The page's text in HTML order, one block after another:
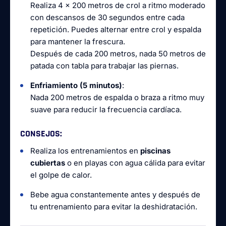
Realiza 4 x 200 metros de crol a ritmo moderado
con descansos de 30 segundos entre cada
repetición. Puedes alternar entre crol y espalda
para mantener la frescura.
Después de cada 200 metros, nada 50 metros de
patada con tabla para trabajar las piernas.
Enfriamiento (5 minutos):
Nada 200 metros de espalda o braza a ritmo muy
suave para reducir la frecuencia cardíaca.
CONSEJOS:
Realiza los entrenamientos en piscinas
cubiertas o en playas con agua cálida para evitar
el golpe de calor.
Bebe agua constantemente antes y después de
tu entrenamiento para evitar la deshidratación.